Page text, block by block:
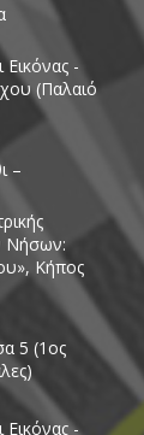
-
(Παλαιό
–
Νήσων:
Κήπος
5 (1ος
-